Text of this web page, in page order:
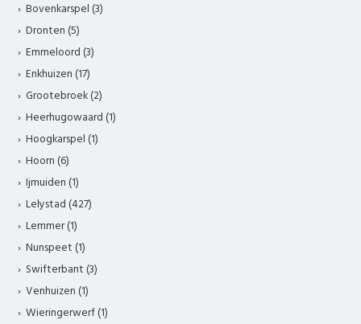
Bovenkarspel (3)
Dronten (5)
Emmeloord (3)
Enkhuizen (17)
Grootebroek (2)
Heerhugowaard (1)
Hoogkarspel (1)
Hoorn (6)
Ijmuiden (1)
Lelystad (427)
Lemmer (1)
Nunspeet (1)
Swifterbant (3)
Venhuizen (1)
Wieringerwerf (1)